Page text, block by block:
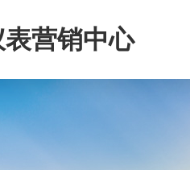
营销中心